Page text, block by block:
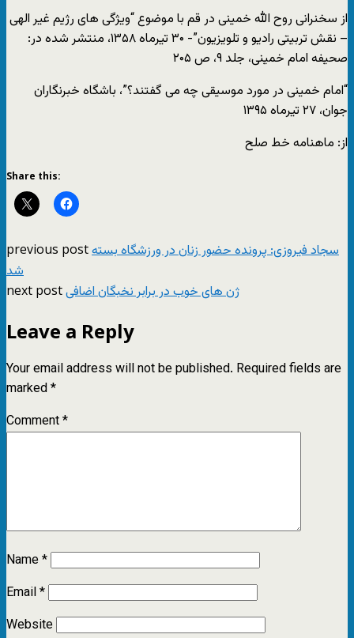
از سخنرانی روح الله خمینی در قم با موضوع “ویژگی های رژیم غیر الهی
– نقش تربیتی رادیو و تلویزیون”- ۳۰ تیرماه ۱۳۵۸، منتشر شده در:
صحیفه امام خمینی، جلد ۹، ص ۲۰۵
“امام خمینی در مورد موسیقی چه می گفتند؟”، باشگاه خبرنگاران
جوان، ۲۷ تیرماه ۱۳۹۵
از: ماهنامه خط صلح
Share this:
previous postسجاد فیروزی: پرونده حضور زنان در ورزشگاه بسته
شد
next postژن‌ های خوب در برابر نخبگان اضافی
Leave a Reply
Your email address will not be published. Required fields are
marked*
Comment*
Name*
Email*
Website